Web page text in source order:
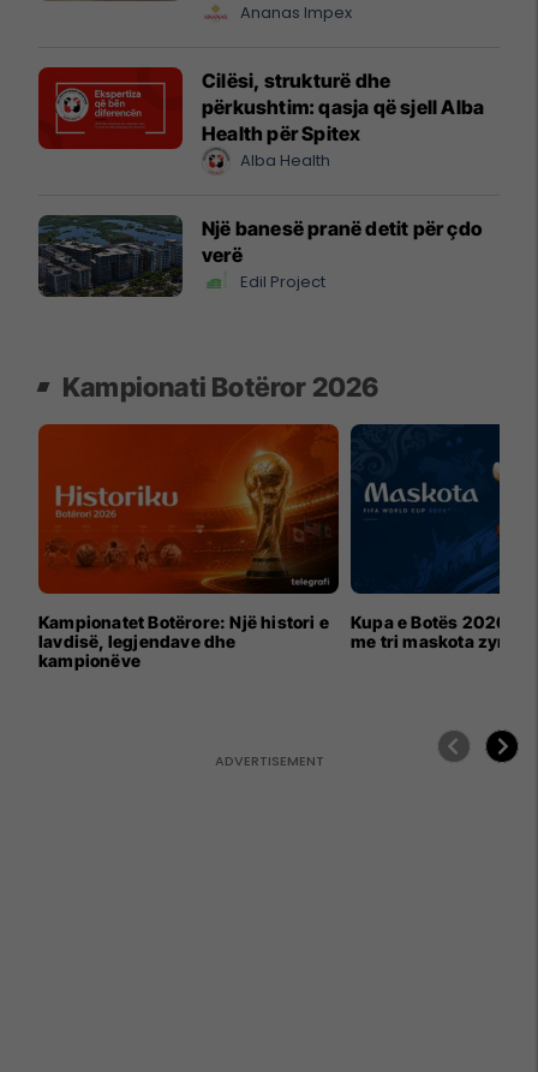
Ananas Impex
Cilësi, strukturë dhe
përkushtim: qasja që sjell Alba
Health për Spitex
Alba Health
Një banesë pranë detit për çdo
verë
Edil Project
Kampionati Botëror 2026
Kampionatet Botërore: Një histori e
lavdisë, legjendave dhe
kampionëve
Kupa e Botës 2026
me tri maskota zyrtare